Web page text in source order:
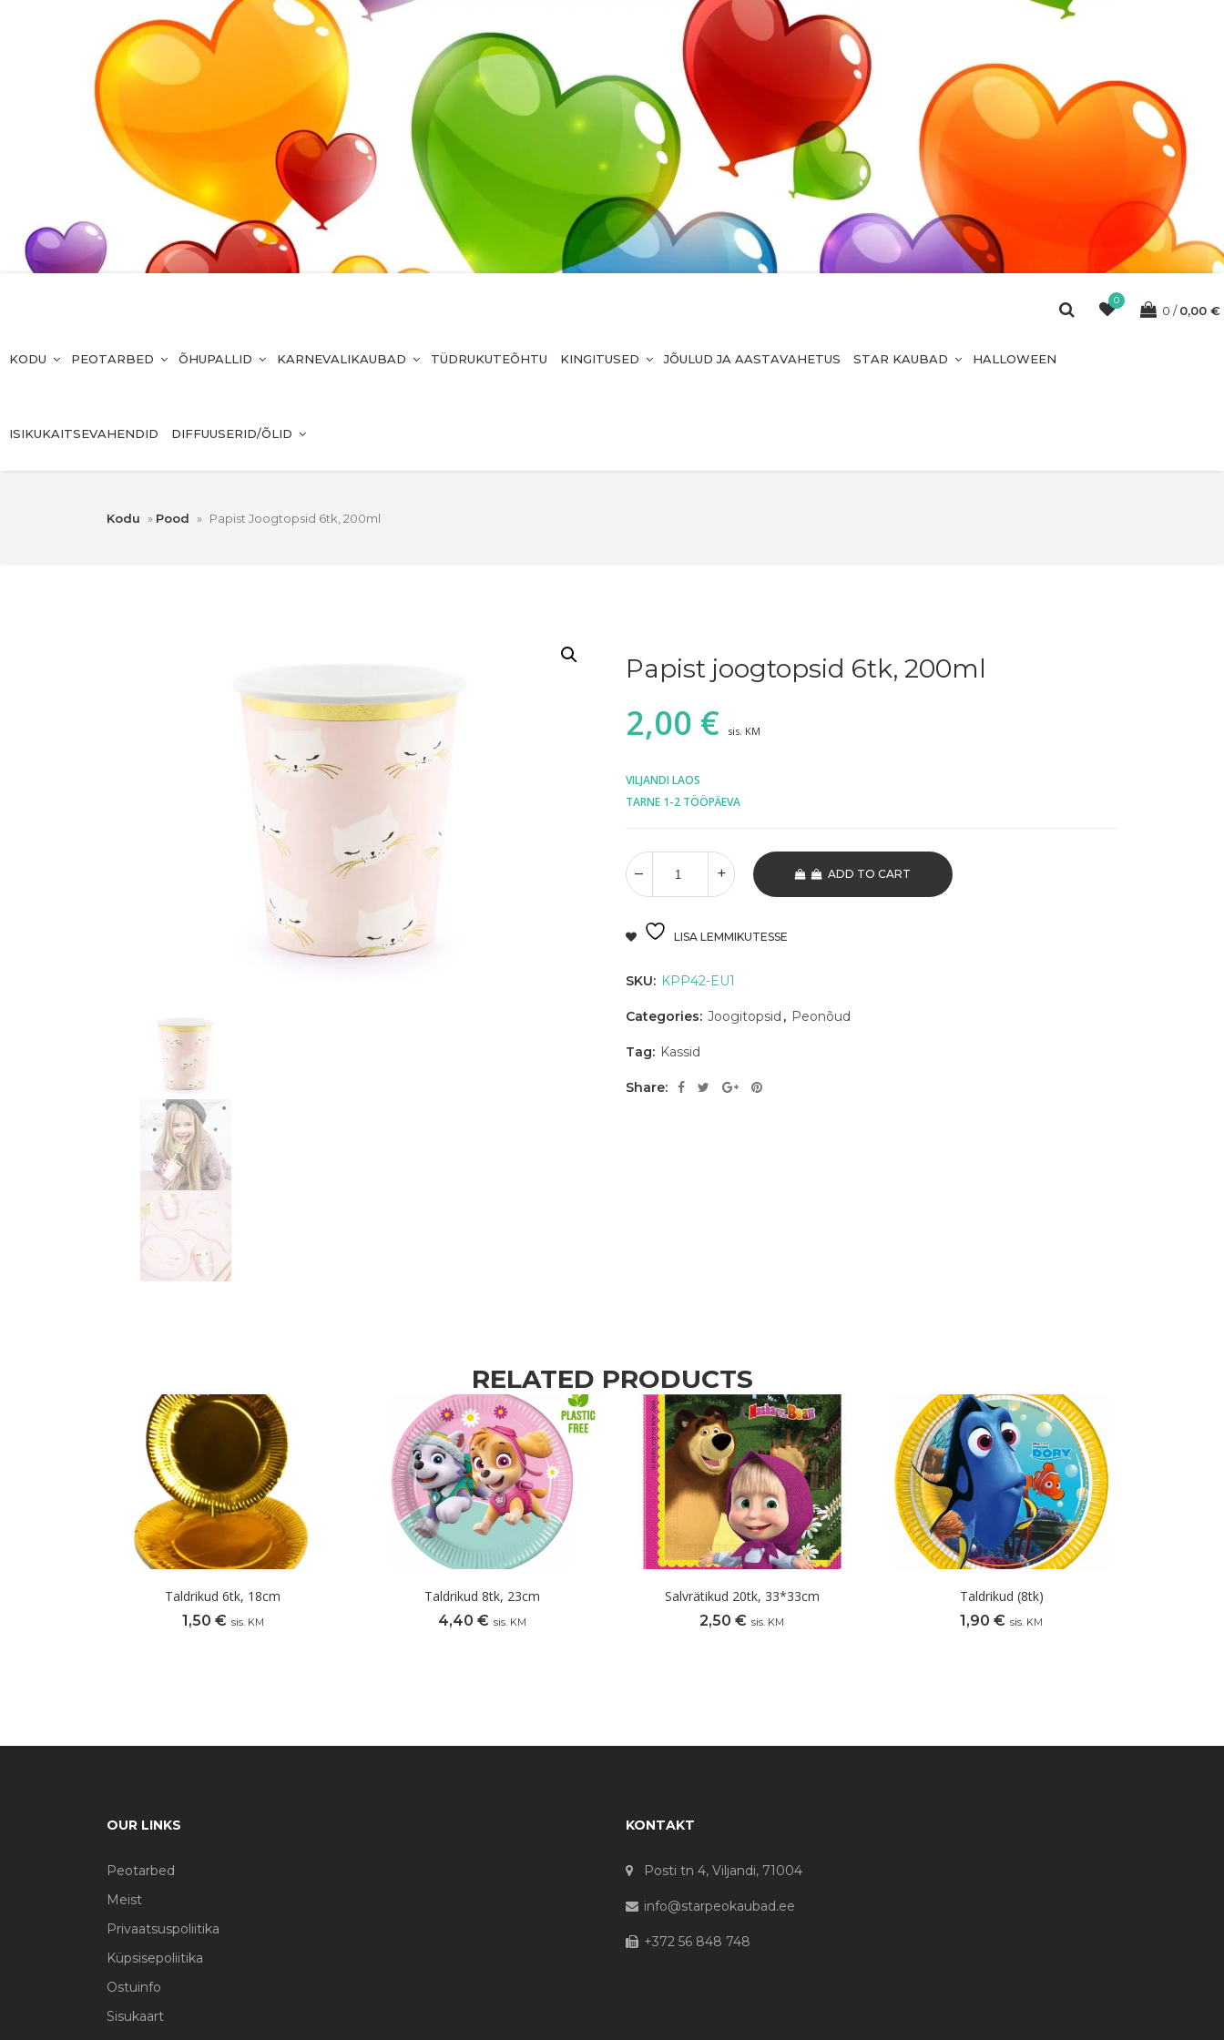
0
0 0,00 €
KODU PEOTARBED ÕHUPALLID KARNEVALIKAUBAD TÜDRUKUTEÕHTU KINGITUSED JÕULUD JA AASTAVAHETUS STAR KAUBAD HALLOWEEN
ISIKUKAITSEVAHENDID DIFFUUSERID/ÕLID
Kodu » Pood » Papist Joogtopsid 6tk, 200ml
Papist joogtopsid 6tk, 200ml
2,00 € sis. KM
VILJANDI LAOS
TARNE 1-2 TÖÖPÄEVA
ADD TO CART
LISA LEMMIKUTESSE
SKU: KPP42-EU1
Categories: Joogitopsid , Peonõud
Tag: Kassid
Share:
RELATED PRODUCTS
Taldrikud 6tk, 18cm
1,50 € sis. KM
Taldrikud 8tk, 23cm
4,40 € sis. KM
Salvrätikud 20tk, 33*33cm
2,50 € sis. KM
Taldrikud (8tk)
1,90 € sis. KM
OUR LINKS
Peotarbed
Meist
Privaatsuspoliitika
Küpsisepoliitika
Ostuinfo
Sisukaart
KONTAKT
Posti tn 4, Viljandi, 71004
info@starpeokaubad.ee
+372 56 848 748